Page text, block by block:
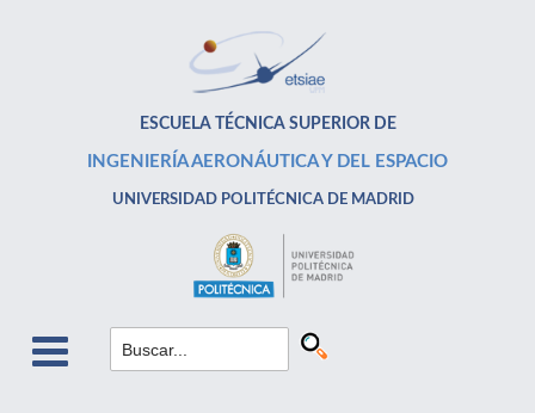
ESCUELA TÉCNICA SUPERIOR DE
INGENIERÍA AERONÁUTICA Y DEL ESPACIO
UNIVERSIDAD POLITÉCNICA DE MADRID